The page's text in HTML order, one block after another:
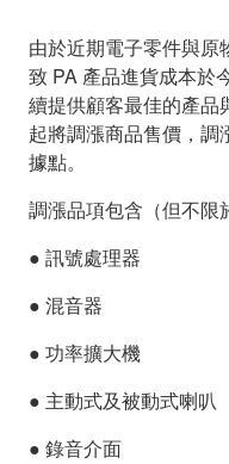
由於近期電子零件與
致 PA 產品進貨成本於
續提供顧客最佳的產品
起將調漲商品售價，調
據點。
調漲品項包含（但不限
● 訊號處理器
● 混音器
● 功率擴大機
● 主動式及被動式喇叭
● 錄音介面